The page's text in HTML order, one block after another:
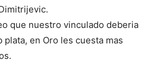
que nuestro vinculado deberia
plata, en Oro les cuesta mas